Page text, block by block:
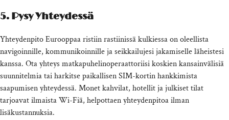
5. Pysy Yhteydessä
Yhteydenpito Eurooppaa ristiin rastiinissä kulkiessa on oleellista
navigoinnille, kommunikoinnille ja seikkailujesi jakamiselle läheistesi
kanssa. Ota yhteys matkapuhelinoperaattoriisi koskien kansainvälisiä
suunnitelmia tai harkitse paikallisen SIM-kortin hankkimista
saapumisen yhteydessä. Monet kahvilat, hotellit ja julkiset tilat
tarjoavat ilmaista Wi-Fiä, helpottaen yhteydenpitoa ilman
lisäkustannuksia.